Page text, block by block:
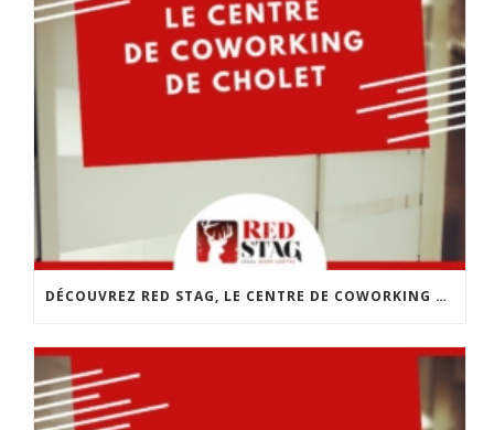
DÉCOUVREZ RED STAG, LE CENTRE DE COWORKING DE CHOLET